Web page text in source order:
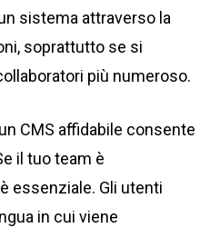
sistema attraverso la
soprattutto se si
più numeroso.
CMS affidabile consente
il tuo team è
essenziale. Gli utenti
in cui viene